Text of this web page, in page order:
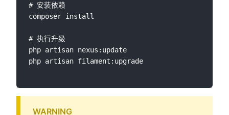
# 安装依赖
composer install
# 执行升级
php artisan nexus:update
php artisan filament:upgrade
WARNING